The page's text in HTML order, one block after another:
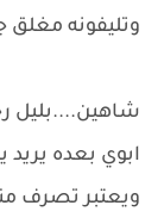
وتليفونه مغلق
شاهين....بليل
ابوي بعده
ويعتبر تصرف